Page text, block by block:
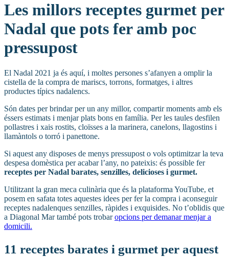
Les millors receptes gurmet per
Nadal que pots fer amb poc
pressupost
El Nadal 2021 ja és aquí, i moltes persones s’afanyen a omplir la
cistella de la compra de mariscs, torrons, formatges, i altres
productes típics nadalencs.
Són dates per brindar per un any millor, compartir moments amb els
éssers estimats i menjar plats bons en família. Per les taules desfilen
pollastres i xais rostits, cloïsses a la marinera, canelons, llagostins i
llamàntols o torró i panettone.
Si aquest any disposes de menys pressupost o vols optimitzar la teva
despesa domèstica per acabar l’any, no pateixis: és possible fer
receptes per Nadal barates, senzilles, delicioses i gurmet.
Utilitzant la gran meca culinària que és la plataforma YouTube, et
posem en safata totes aquestes idees per fer la compra i aconseguir
receptes nadalenques senzilles, ràpides i exquisides. No t’oblidis que
a Diagonal Mar també pots trobaropcions per demanar menjar a
domicili.
11 receptes barates i gurmet per aquest